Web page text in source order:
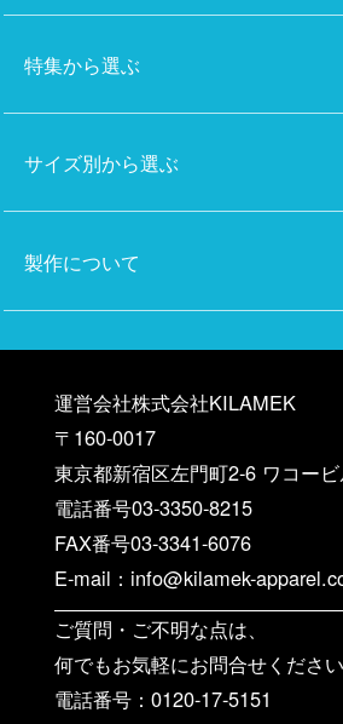
特集から選ぶ
サイズ別から選ぶ
製作について
運営会社株式会社KILAMEK
〒160-0017
東京都新宿区左門町2-6 ワコー
電話番号03-3350-8215
FAX番号03-3341-6076
E-mail：info@kilamek-
ご質問・ご不明な点は、
何でもお気軽にお問合せください
電話番号：0120-17-5151